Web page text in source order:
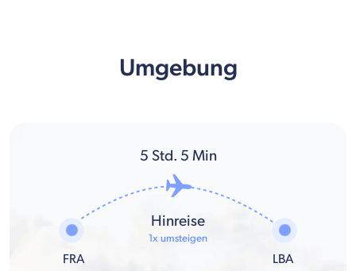
Umgebung
5 Std. 5 Min
FRA
Hinreise
1x umsteigen
LBA